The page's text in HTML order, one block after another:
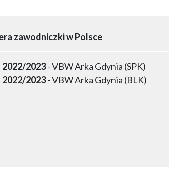
zawodniczki w Polsce
2022/2023- VBW Arka Gdynia (SPK)
2022/2023- VBW Arka Gdynia (BLK)